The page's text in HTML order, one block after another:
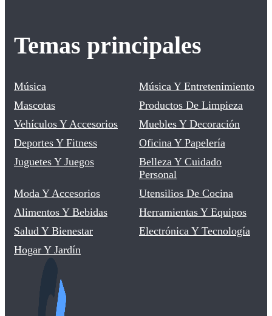
Temas principales
Música
Música Y Entretenimiento
Mascotas
Productos De Limpieza
Vehículos Y Accesorios
Muebles Y Decoración
Deportes Y Fitness
Oficina Y Papelería
Juguetes Y Juegos
Belleza Y Cuidado
Personal
Moda Y Accesorios
Utensilios De Cocina
Alimentos Y Bebidas
Herramientas Y Equipos
Salud Y Bienestar
Electrónica Y Tecnología
Hogar Y Jardín